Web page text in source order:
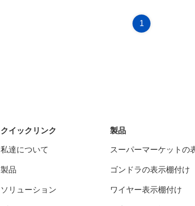
1
クイックリンク
私達について
製品
ソリューション
製品
スーパーマーケットの
ゴンドラの表示棚付け
ワイヤー表示棚付け